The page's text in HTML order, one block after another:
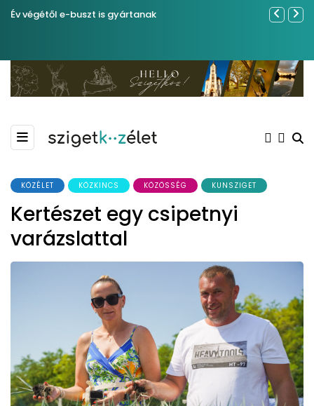
Év végétől e-buszt is gyártanak
Közel
KÖZÉLET KÖZKINCS KÖZÖSSÉG KUNSZIGET
Kertészet egy csipetnyi
varázslattal